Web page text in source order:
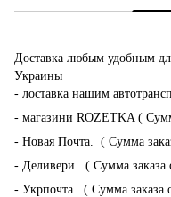
Доставка любым удобным
Украины
- лоставка нашим
- магазини ROZETKA (
- Новая Почта. ( Сумма
- Деливери. ( Сумма заказа
- Укрпочта. ( Сумма заказа